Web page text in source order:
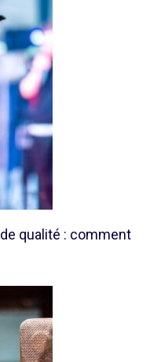
qualité : comment